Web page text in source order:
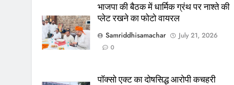
भाजपा की बैठक में धार्मिक ग्रंथ पर नाश्ते की
प्लेट रखने का फोटो वायरल
Samriddhisamachar
July 21, 2026
0
पॉक्सो एक्ट का दोषसिद्ध आरोपी कचहरी